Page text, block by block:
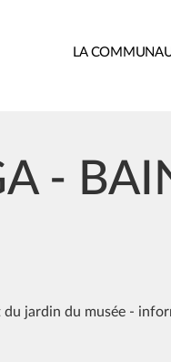
LA
-
du jardin du musée -